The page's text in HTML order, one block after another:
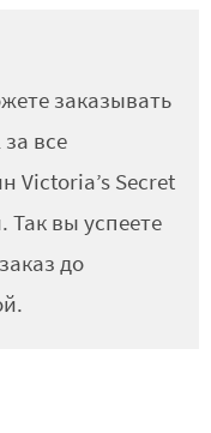
заказывать
все
Victoria’s Secret
Так вы успеете
до